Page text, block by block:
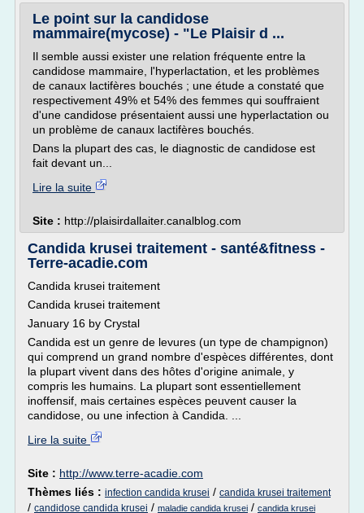
Le point sur la candidose
mammaire(mycose) - "Le Plaisir d ...
Il semble aussi exister une relation fréquente entre la
candidose mammaire, l'hyperlactation, et les problèmes
de canaux lactifères bouchés ; une étude a constaté que
respectivement 49% et 54% des femmes qui souffraient
d'une candidose présentaient aussi une hyperlactation ou
un problème de canaux lactifères bouchés.
Dans la plupart des cas, le diagnostic de candidose est
fait devant un...
Lire la suite
Site : http://plaisirdallaiter.canalblog.com
Candida krusei traitement - santé&fitness -
Terre-acadie.com
Candida krusei traitement
Candida krusei traitement
January 16 by Crystal
Candida est un genre de levures (un type de champignon)
qui comprend un grand nombre d'espèces différentes, dont
la plupart vivent dans des hôtes d'origine animale, y
compris les humains. La plupart sont essentiellement
inoffensif, mais certaines espèces peuvent causer la
candidose, ou une infection à Candida. ...
Lire la suite
Site : http://www.terre-acadie.com
Thèmes liés : infection candida krusei / candida krusei traitement
/ candidose candida krusei / maladie candida krusei / candida krusei